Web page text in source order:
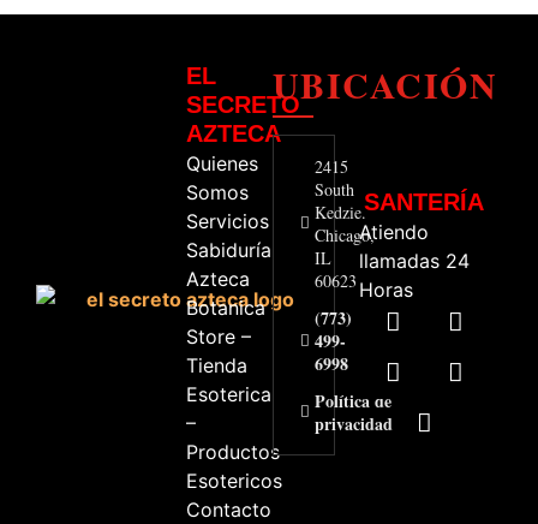
EL
SECRETO
AZTECA
Quienes
Somos
Servicios
Sabiduría
Azteca
Botanica
Store –
Tienda
Esoterica
–
Productos
Esotericos
Contacto
UBICACIÓN
2415
South
Kedzie.
Chicago,
IL
60623
(773)
499-
6998
Política de
privacidad
SANTERÍA
Atiendo
llamadas 24
Horas